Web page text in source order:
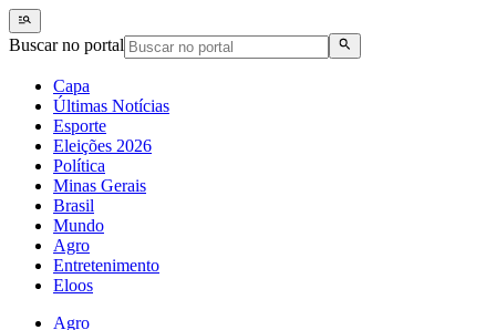
Buscar no portal
Capa
Últimas Notícias
Esporte
Eleições 2026
Política
Minas Gerais
Brasil
Mundo
Agro
Entretenimento
Eloos
Agro